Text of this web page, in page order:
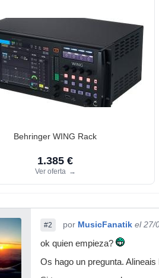
Behringer WING Rack
1.385 €
Ver oferta →
#2 por MusicFanatik el 27/
ok quien empieza?
Os hago un pregunta.